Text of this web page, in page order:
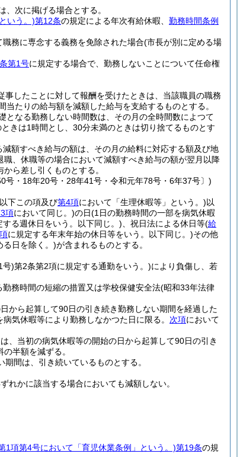
次に掲げる場合とする。
いう。)第12条の規定による年次有給休暇、 勤務時間条例
職務に専念する義務を免除された場合(市長が別に定める場
第1号に規定する場合で、勤務しないことについて任命権
したことに対して報酬を受けたときは、当該職員の職務
当たりの給与額を減額した給与を支給するものとする。
なる勤務しない時間数は、その月の全時間数によつて
きは1時間とし、30分未満のときは切り捨てるものとす
額すべき給与の額は、その月の給料に対応する額及び地
職、休職等の場合において減額すべき給与の額が翌月以降
ら差し引くものとする。
・18年20号・28年41号・令和元年78号・6年37号〕)
下この項及び第4項において「生理休暇等」という。)以
項において同じ。)の日(1日の勤務時間の一部を病気休暇
する週休日をいう。以下同じ。) 、祝日法による休日等(給
に規定する年末年始の休日等をいう。以下同じ。)その他
る日を除く。)が含まれるものとする。
号)第2条第2項に規定する通勤をいう。)により負傷し、若
務時間の短縮の措置又は学校保健安全法(昭和33年法律
から起算して90日の引き続き勤務しない期間を経過した
気休暇等により勤務しなかつた日に限る。 次項において
、当初の病気休暇等の開始の日から起算して90日の引き
半額を減ずる。
間は、引き続いているものとする。
れかに該当する場合においても減額しない。
項第4号において「育児休業条例」という。)第19条の規